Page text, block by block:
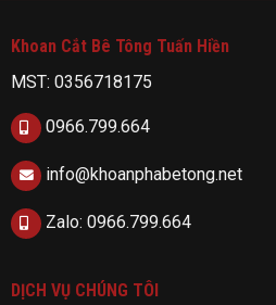
Khoan Cắt Bê Tông Tuấn Hiền
MST: 0356718175
0966.799.664
info@khoanphabetong.net
Zalo: 0966.799.664
DỊCH VỤ CHÚNG TÔI